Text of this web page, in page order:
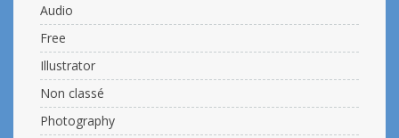
Audio
Free
Illustrator
Non classé
Photography